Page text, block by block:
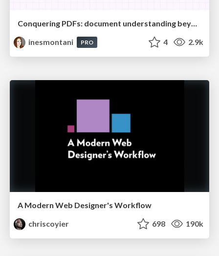
inesmontani
PRO 4 2.9k
A Modern Web Designer's Workflow
chriscoyier
698 190k